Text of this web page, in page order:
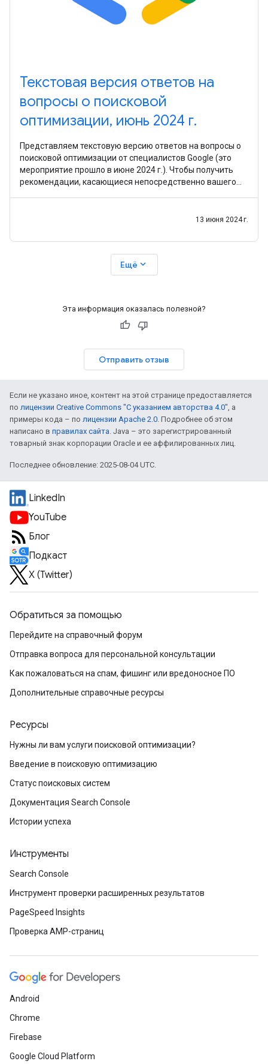
Текстовая версия ответов на
вопросы о поисковой
оптимизации, июнь 2024 г.
Представляем текстовую версию ответов на вопросы о
поисковой оптимизации от специалистов Google (это
мероприятие прошло в июне 2024 г.). Чтобы получить
рекомендации, касающиеся непосредственно вашего
13 июня 2024 г.
Ещё expand_more
Эта информация оказалась полезной?
Отправить отзыв
Если не указано иное, контент на этой странице предоставляется
по лицензии Creative Commons "С указанием авторства 4.0" , а
примеры кода – по лицензии Apache 2.0 . Подробнее об этом
написано в правилах сайта . Java – это зарегистрированный
товарный знак корпорации Oracle и ее аффилированных лиц.
Последнее обновление: 2025-08-04 UTC.
LinkedIn
YouTube
Блог
Подкаст
X (Twitter)
Обратиться за помощью
Перейдите на справочный форум
Отправка вопроса для персональной консультации
Как пожаловаться на спам, фишинг или вредоносное ПО
Дополнительные справочные ресурсы
Ресурсы
Нужны ли вам услуги поисковой оптимизации?
Введение в поисковую оптимизацию
Статус поисковых систем
Документация Search Console
Истории успеха
Инструменты
Search Console
Инструмент проверки расширенных результатов
PageSpeed Insights
Проверка AMP-страниц
Android
Chrome
Firebase
Google Cloud Platform